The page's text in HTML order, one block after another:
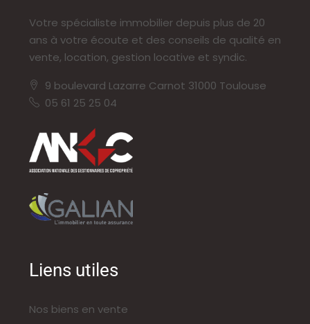
Votre spécialiste immobilier depuis plus de 20
ans à votre écoute et des conseils de qualité en
vente, location, gestion locative et syndic.
9 boulevard Lazarre Carnot 31000 Toulouse
05 61 25 25 04
Liens utiles
Nos biens en vente